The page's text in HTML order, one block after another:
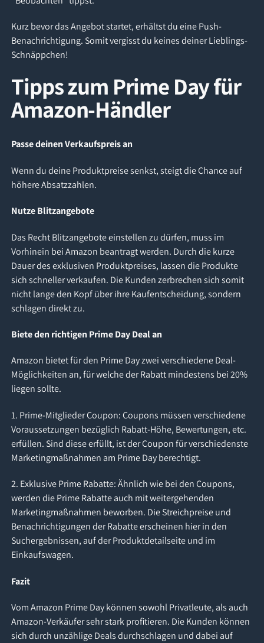
Kurz bevor das Angebot startet, erhältst du eine Push-
Benachrichtigung. Somit vergisst du keines deiner Lieblings-
Schnäppchen!
Tipps zum Prime Day für
Amazon-Händler
Passe deinen Verkaufspreis an
Wenn du deine Produktpreise senkst, steigt die Chance auf
höhere Absatzzahlen.
Nutze Blitzangebote
Das Recht Blitzangebote einstellen zu dürfen, muss im
Vorhinein bei Amazon beantragt werden. Durch die kurze
Dauer des exklusiven Produktpreises, lassen die Produkte
sich schneller verkaufen. Die Kunden zerbrechen sich somit
nicht lange den Kopf über ihre Kaufentscheidung, sondern
schlagen direkt zu.
Biete den richtigen Prime Day Deal an
Amazon bietet für den Prime Day zwei verschiedene Deal-
Möglichkeiten an, für welche der Rabatt mindestens bei 20%
liegen sollte.
1. Prime-Mitglieder Coupon: Coupons müssen verschiedene
Voraussetzungen bezüglich Rabatt-Höhe, Bewertungen, etc.
erfüllen. Sind diese erfüllt, ist der Coupon für verschiedenste
Marketingmaßnahmen am Prime Day berechtigt.
2. Exklusive Prime Rabatte: Ähnlich wie bei den Coupons,
werden die Prime Rabatte auch mit weitergehenden
Marketingmaßnahmen beworben. Die Streichpreise und
Benachrichtigungen der Rabatte erscheinen hier in den
Suchergebnissen, auf der Produktdetailseite und im
Einkaufswagen.
Fazit
Vom Amazon Prime Day können sowohl Privatleute, als auch
Amazon-Verkäufer sehr stark profitieren. Die Kunden können
sich durch unzählige Deals durchschlagen und dabei auf